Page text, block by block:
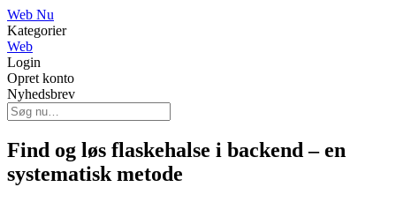
Web Nu
Kategorier
Web
Login
Opret konto
Nyhedsbrev
Find og løs flaskehalse i backend – en
systematisk metode